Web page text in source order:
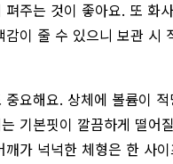
펴주는 것이 좋아요. 또 화
감이 줄 수 있으니 보관 시
중요해요. 상체에 볼륨이
기본핏이 깔끔하게 떨어
깨가 넉넉한 체형은 한 사